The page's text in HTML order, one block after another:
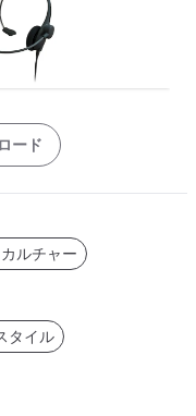
ード
ルチャー
タイル